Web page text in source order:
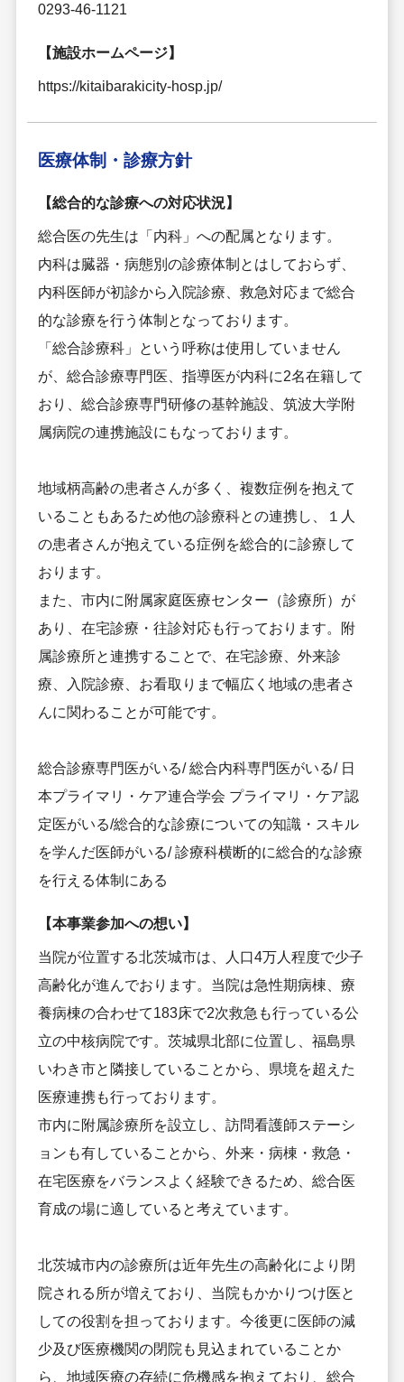
0293-46-1121
【施設ホームページ】
https://kitaibarakicity-hosp.jp/
医療体制・ 診療方針
【総合的な診療への対応状況】
総合医の先生は「内科」への配属となります。
内科は臓器・病態別の診療体制とはしておらず、
内科医師が初診から入院診療、救急対応まで総合
的な診療を行う体制となっております。
「総合診療科」という呼称は使用していません
が、総合診療専門医、指導医が内科に2名在籍して
おり、総合診療専門研修の基幹施設、筑波大学附
属病院の連携施設にもなっております。
地域柄高齢の患者さんが多く、複数症例を抱えて
いることもあるため他の診療科との連携し、１人
の患者さんが抱えている症例を総合的に診療して
おります。
また、市内に附属家庭医療センター（診療所）が
あり、在宅診療・往診対応も行っております。附
属診療所と連携することで、在宅診療、外来診
療、入院診療、お看取りまで幅広く地域の患者さ
んに関わることが可能です。
総合診療専門医がいる/ 総合内科専門医がいる/ 日
本プライマリ・ケア連合学会 プライマリ・ケア認
定医がいる/総合的な診療についての知識・スキル
を学んだ医師がいる/ 診療科横断的に総合的な診療
を行える体制にある
【本事業参加への想い】
当院が位置する北茨城市は、人口4万人程度で少子
高齢化が進んでおります。当院は急性期病棟、療
養病棟の合わせて183床で2次救急も行っている公
立の中核病院です。茨城県北部に位置し、福島県
いわき市と隣接していることから、県境を超えた
医療連携も行っております。
市内に附属診療所を設立し、訪問看護師ステーシ
ョンも有していることから、外来・病棟・救急・
在宅医療をバランスよく経験できるため、総合医
育成の場に適していると考えています。
北茨城市内の診療所は近年先生の高齢化により閉
院される所が増えており、当院もかかりつけ医と
しての役割を担っております。今後更に医師の減
少及び医療機関の閉院も見込まれていることか
ら、地域医療の存続に危機感を抱えており、総合